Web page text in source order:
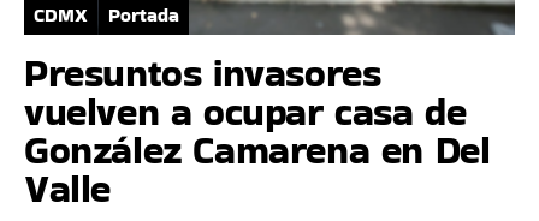
CDMX Portada
Presuntos invasores
vuelven a ocupar casa de
González Camarena en Del
Valle